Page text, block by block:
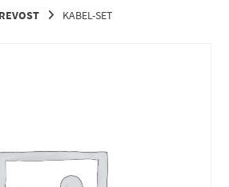
KABEL-SET